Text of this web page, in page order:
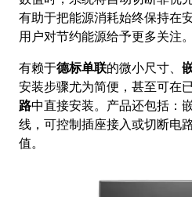
有助于把能源消耗始终保持在
用户对节约能源给予更多关注。
有赖于德标单联的微小尺寸、
安装步骤尤为简便，甚至可在
路中直接安装。产品还包括：
线，可控制插座接入或切断电
值。